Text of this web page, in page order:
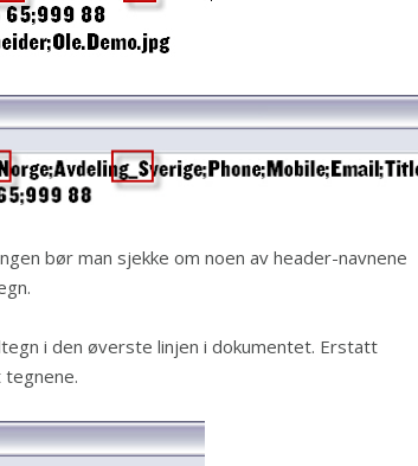
bør man sjekke om noen av header-navnene
i den øverste linjen i dokumentet. Erstatt